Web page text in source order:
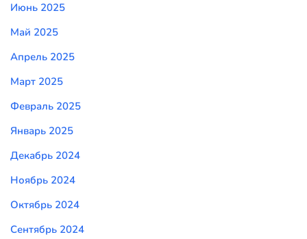
Июнь 2025
Май 2025
Апрель 2025
Март 2025
Февраль 2025
Январь 2025
Декабрь 2024
Ноябрь 2024
Октябрь 2024
Сентябрь 2024